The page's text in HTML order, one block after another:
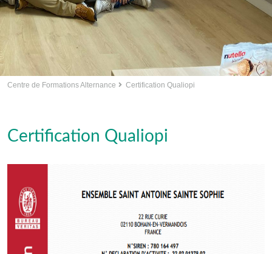
Centre de Formations Alternance Certification Qualiopi
Certification Qualiopi